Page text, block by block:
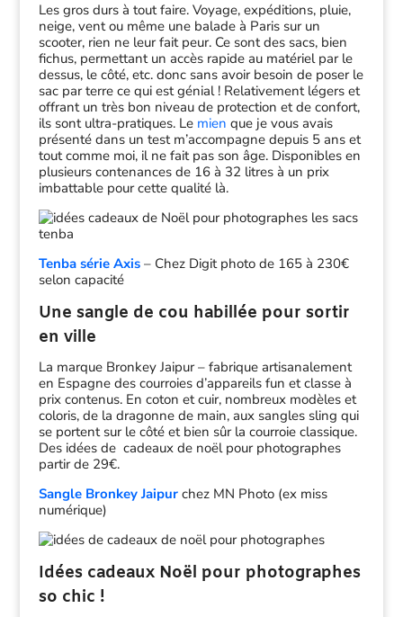
Les gros durs à tout faire. Voyage, expéditions, pluie,
neige, vent ou même une balade à Paris sur un
scooter, rien ne leur fait peur. Ce sont des sacs, bien
fichus, permettant un accès rapide au matériel par le
dessus, le côté, etc. donc sans avoir besoin de poser le
sac par terre ce qui est génial ! Relativement légers et
offrant un très bon niveau de protection et de confort,
ils sont ultra-pratiques. Le mien que je vous avais
présenté dans un test m’accompagne depuis 5 ans et
tout comme moi, il ne fait pas son âge. Disponibles en
plusieurs contenances de 16 à 32 litres à un prix
imbattable pour cette qualité là.
Tenba série Axis– Chez Digit photo de 165 à 230€
selon capacité
Une sangle de cou habillée pour sortir
en ville
La marque Bronkey Jaipur – fabrique artisanalement
en Espagne des courroies d’appareils fun et classe à
prix contenus. En coton et cuir, nombreux modèles et
coloris, de la dragonne de main, aux sangles sling qui
se portent sur le côté et bien sûr la courroie classique.
Des idées de cadeaux de noël pour photographes
partir de 29€.
Sangle Bronkey Jaipurchez MN Photo (ex miss
numérique)
Idées cadeaux Noël pour photographes
so chic !